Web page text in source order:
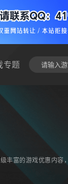
专题
丰富的游戏优惠内容